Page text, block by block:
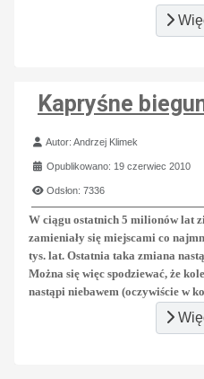
Kapryśne
Szczegóły
Autor:Andrzej Klimek
Opublikowano: 19 czerwiec 2010
Odsłon: 7336
W ciągu ostatnich 5 milionów lat
zamieniały się miejscami co
tys. lat. Ostatnia taka zmiana
Można się więc spodziewać, że
nastąpi niebawem (oczywiście w